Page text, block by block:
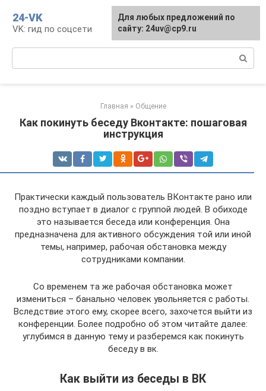
контенту
24-VK
VK: гид по соцсети
Главная » Общение
Как покинуть беседу Вконтакте: пошаговая
инструкция
Практически каждый пользователь ВКонтакте рано или
поздно вступает в диалог с группой людей. В обиходе
это называется беседа или конференция. Она
предназначена для активного обсуждения той или иной
темы, например, рабочая обстановка между
сотрудниками компании.
Со временем та же рабочая обстановка может
измениться – банально человек увольняется с работы.
Вследствие этого ему, скорее всего, захочется выйти из
конференции. Более подробно об этом читайте далее:
углубимся в данную тему и разберемся как покинуть
беседу в вк.
Как выйти из беседы в ВК
Для любых предложений по
сайту: 24uv@cp9.ru